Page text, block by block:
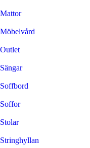
Mattor
Möbelvård
Outlet
Sängar
Soffbord
Soffor
Stolar
Stringhyllan